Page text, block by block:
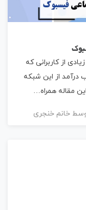
از کاربرانی که
درآمد از این شبکه
مقاله همراه…
خانم خنجری